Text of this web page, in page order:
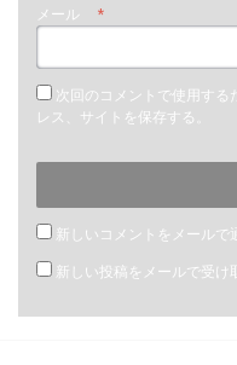
メール *
次回のコメントで使用する
レス、サイトを保存する。
新しいコメントをメールで
新しい投稿をメールで受け